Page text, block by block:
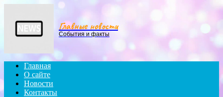
Главные новости
События и факты
Главная
О сайте
Новости
Контакты